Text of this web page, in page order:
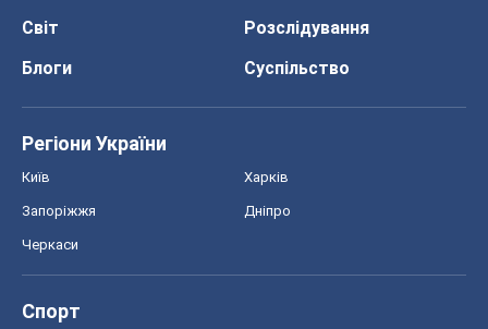
Світ
Розслідування
Блоги
Суспільство
Регіони України
Київ Харків
Запоріжжя Дніпро
Черкаси
Спорт